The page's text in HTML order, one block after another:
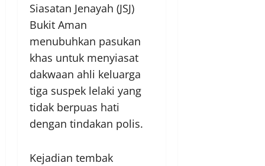
Siasatan Jenayah (JSJ)
Bukit Aman
menubuhkan pasukan
khas untuk menyiasat
dakwaan ahli keluarga
tiga suspek lelaki yang
tidak berpuas hati
dengan tindakan polis.
Kejadian tembak